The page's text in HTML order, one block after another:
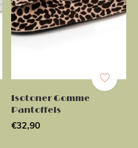
Isotoner Gomme
Pantoffels
€32,90